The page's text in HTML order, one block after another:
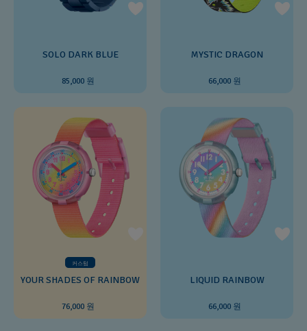
SOLO DARK BLUE
85,000 원
MYSTIC DRAGON
66,000 원
커스텀
YOUR SHADES OF RAINBOW
76,000 원
LIQUID RAINBOW
66,000 원